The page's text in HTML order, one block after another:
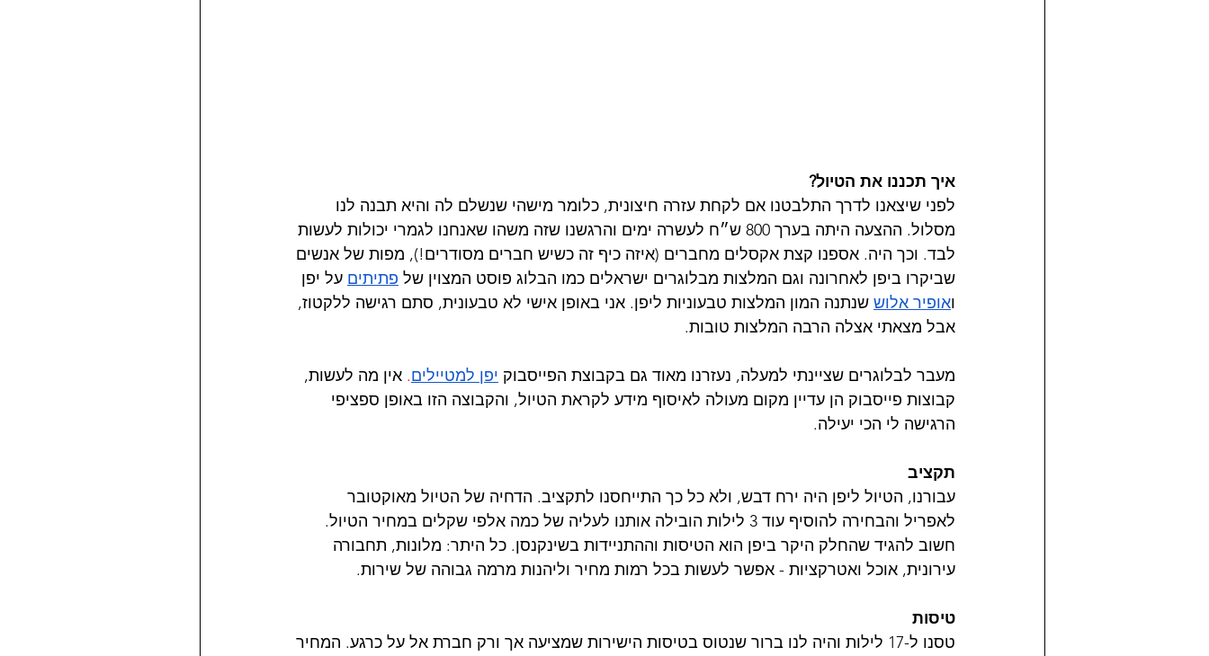
איך תכננו את הטיול?
לפני שיצאנו לדרך התלבטנו אם לקחת עזרה חיצונית, כלומר מישהי שנשלם לה והיא תבנה לנו
מסלול. ההצעה היתה בערך 800 ש״ח לעשרה ימים והרגשנו שזה משהו שאנחנו לגמרי יכולות לעשות
לבד. וכך היה. אספנו קצת אקסלים מחברים (איזה כיף זה כשיש חברים מסודרים!), מפות של אנשים
שביקרו ביפן לאחרונה וגם המלצות מבלוגרים ישראלים כמו הבלוג פוסט המצוין של פתיתים על יפן
ואופיר אלוש שנתנה המון המלצות טבעוניות ליפן. אני באופן אישי לא טבעונית, סתם רגישה ללקטוז,
אבל מצאתי אצלה הרבה המלצות טובות.
מעבר לבלוגרים שציינתי למעלה, נעזרנו מאוד גם בקבוצת הפייסבוק יפן למטיילים. אין מה לעשות,
קבוצות פייסבוק הן עדיין מקום מעולה לאיסוף מידע לקראת הטיול, והקבוצה הזו באופן ספציפי
הרגישה לי הכי יעילה.
תקציב
עבורנו, הטיול ליפן היה ירח דבש, ולא כל כך התייחסנו לתקציב. הדחיה של הטיול מאוקטובר
לאפריל והבחירה להוסיף עוד 3 לילות הובילה אותנו לעליה של כמה אלפי שקלים במחיר הטיול.
חשוב להגיד שהחלק היקר ביפן הוא הטיסות וההתניידות בשינקנסן. כל היתר: מלונות, תחבורה
עירונית, אוכל ואטרקציות - אפשר לעשות בכל רמות מחיר וליהנות מרמה גבוהה של שירות.
טיסות
טסנו ל-17 לילות והיה לנו ברור שנטוס בטיסות הישירות שמציעה אך ורק חברת אל על כרגע. המחיר